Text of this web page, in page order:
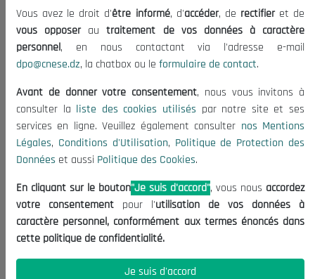
Informations utiles
Appels d'offres et Consultations
Mentions Légales
Conditions d'Utilisation
Politique de Protection des Données
Politique des Cookies
Nous Contacter
(+213) 021 98 01 00|01|02
contact@cnese.dz
Suggestions ou Initiatives ?
Newsletter
dernières nouvelles.
Vous avez le droit d'être informé, d'accéder, de rectifieret de
vous opposerautraitement de vos données à caractère
personnel, en nous contactant via l'adresse e-mail
dpo@cnese.dz, la chatbox ou le formulaire de contact.
Avant de donner votre consentement, nous vous invitons à
consulter la liste des cookies utilisés par notre site et ses
services en ligne. Veuillez également consulter nos Mentions
Légales, Conditions d'Utilisation, Politique de Protection des
Données et aussi Politique des Cookies.
En cliquant sur le bouton"Je suis d'accord", vous nous accordez
votre consentement pour l'utilisation de vos données à
caractère personnel, conformément aux termes énoncés dans
cette politique de confidentialité.
Je suis d'accord